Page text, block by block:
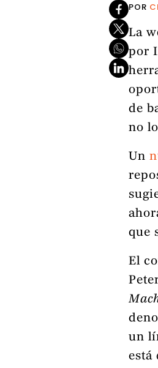
POR
La
por
de
no
Un
que
El
un
está